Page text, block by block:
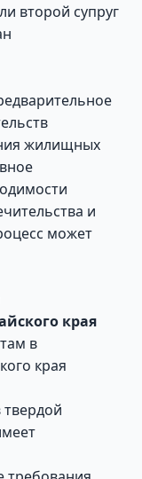
второй супруг
жилищных
и
может
края
в
края
твердой